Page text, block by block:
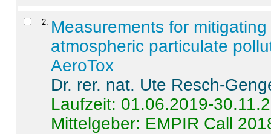
2
Measurements for
atmospheric particulate
AeroTox
Dr. rer. nat. Ute Resch-
Laufzeit: 01.06.2019-
Mittelgeber: EMPIR Call